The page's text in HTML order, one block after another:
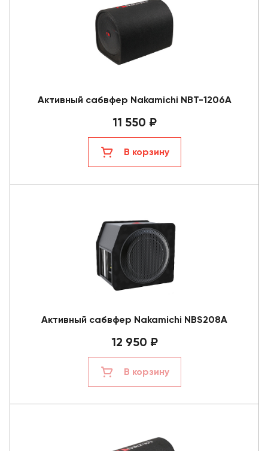
Активный сабвфер Nakamichi NBT-1206A
11 550 ₽
В корзину
Активный сабвфер Nakamichi NBS208A
12 950 ₽
В корзину